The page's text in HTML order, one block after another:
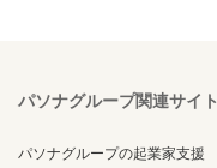
パソナグループ関連サイト
パソナグループの起業家支援